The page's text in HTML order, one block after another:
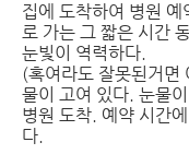
집에 도착하여 병원
로 가는 그 짧은 시간
눈빛이 역력하다.
(혹여라도 잘못된거면
물이 고여 있다. 눈물
병원 도착. 예약 시간
다.